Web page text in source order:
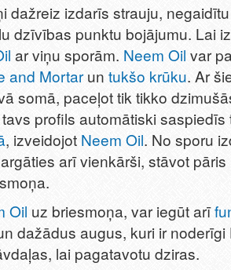
dažreiz izdarīs strauju,
dzīvības punktu bojājumu. Lai
ar viņu sporām. Neem Oil var
and Mortarun tukšo krūku. Ar
somā, paceļot tik tikko
profils automātiski saspiedīs
, izveidojot Neem Oil. No sporu
arī vienkārši, stāvot
Oil uz briesmoņa, var iegūt arī
dažādus augus, kuri ir noderīgi
lai pagatavotu dziras.